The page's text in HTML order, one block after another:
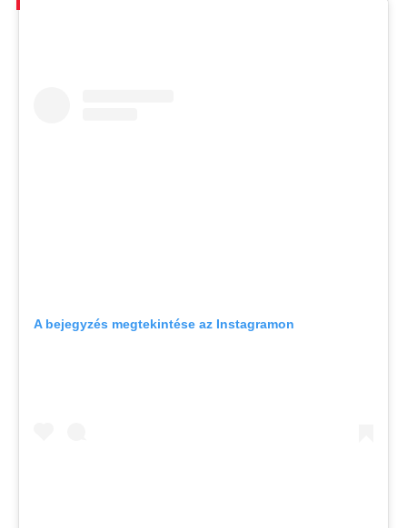
A bejegyzés megtekintése az Instagramon